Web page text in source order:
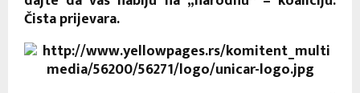
Čista prijevara.